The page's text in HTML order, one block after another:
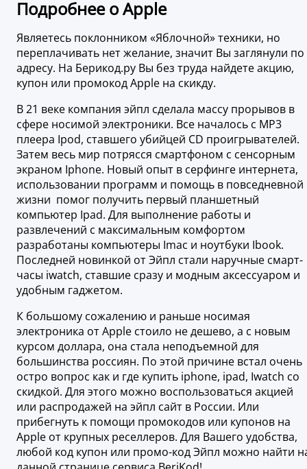
Подробнее о Apple
Являетесь поклонником «Яблочной» техники, но
переплачивать нет желание, значит Вы заглянули по
адресу. На Берикод.ру Вы без труда найдете акцию,
купон или промокод Apple на скикду.
В 21 веке компания эйпл сделала массу прорывов в
сфере носимой электроники. Все началось с MP3
плеера Ipod, ставшего убийцей CD проигрывателей.
Затем весь мир потрясся смартфоном с сенсорным
экраном Iphone. Новый опыт в серфинге интернета,
использовании программ и помощь в повседневной
жизни помог получить первый планшетный
компьютер Ipad. Для выполнение работы и
развлечений с максимальным комфортом
разработаны компьютеры Imac и ноутбуки Ibook.
Последней новинкой от Эйпл стали наручные смарт-
часы iwatch, ставшие сразу и модным аксессуаром и
удобным гаджетом.
К большому сожалению и раньше носимая
электроника от Apple стоило не дешево, а с новым
курсом доллара, она стала неподъемной для
большинства россиян. По этой причине встал очень
остро вопрос как и где купить iphone, ipad, Iwatch со
скидкой. Для этого можно воспользоваться акцией
или распродажей на эйпл сайт в России. Или
прибегнуть к помощи промокодов или купонов на
Apple от крупных реселлеров. Для Вашего удобства,
любой код купон или промо-код Эйпл можно найти